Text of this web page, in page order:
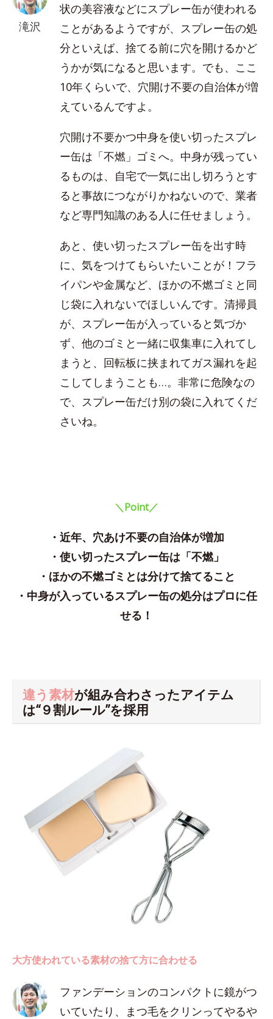
滝沢
状の美容液などにスプレー缶が使われる
ことがあるようですが、スプレー缶の処
分といえば、捨てる前に穴を開けるかど
うかが気になると思います。でも、ここ
10年くらいで、穴開け不要の自治体が増
えているんですよ。
穴開け不要かつ中身を使い切ったスプレ
ー缶は「不燃」ゴミへ。中身が残ってい
るものは、自宅で一気に出し切ろうとす
ると事故につながりかねないので、業者
など専門知識のある人に任せましょう。
あと、使い切ったスプレー缶を出す時
に、気をつけてもらいたいことが！フラ
イパンや金属など、ほかの不燃ゴミと同
じ袋に入れないでほしいんです。清掃員
が、スプレー缶が入っていると気づか
ず、他のゴミと一緒に収集車に入れてし
まうと、回転板に挟まれてガス漏れを起
こしてしまうことも…。非常に危険なの
で、スプレー缶だけ別の袋に入れてくだ
さいね。
＼Point／
・近年、穴あけ不要の自治体が増加
・使い切ったスプレー缶は「不燃」
・ほかの不燃ゴミとは分けて捨てること
・中身が入っているスプレー缶の処分はプロに任
せる！
違う素材が組み合わさったアイテム
は“９割ルール”を採用
大方使われている素材の捨て方に合わせる
ファンデーションのコンパクトに鏡がつ
いていたり、まつ毛をクリンってやるや